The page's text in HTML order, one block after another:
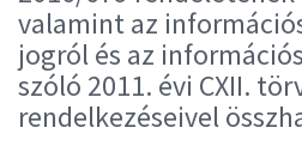
valamint az
jogról és az
szóló 2011. évi CXII.
rendelkezéseivel